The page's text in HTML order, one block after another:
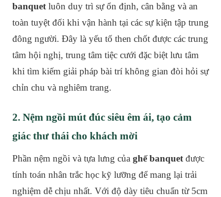
banquet luôn duy trì sự ổn định, cân bằng và an
toàn tuyệt đối khi vận hành tại các sự kiện tập trung
đông người. Đây là yếu tố then chốt được các trung
tâm hội nghị, trung tâm tiệc cưới đặc biệt lưu tâm
khi tìm kiếm giải pháp bài trí không gian đòi hỏi sự
chỉn chu và nghiêm trang.
2. Nệm ngồi mút đúc siêu êm ái, tạo cảm
giác thư thái cho khách mời
Phần nệm ngồi và tựa lưng của ghế banquet được
tính toán nhân trắc học kỹ lưỡng để mang lại trải
nghiệm dễ chịu nhất. Với độ dày tiêu chuẩn từ 5cm